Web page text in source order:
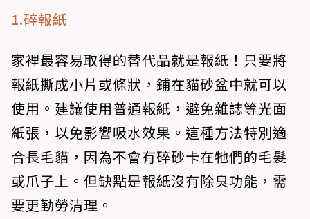
1.碎報紙
家裡最容易取得的替代品就是報紙！只要將
報紙撕成小片或條狀，鋪在貓砂盆中就可以
使用。建議使用普通報紙，避免雜誌等光面
紙張，以免影響吸水效果。這種方法特別適
合長毛貓，因為不會有碎砂卡在牠們的毛髮
或爪子上。但缺點是報紙沒有除臭功能，需
要更勤勞清理。